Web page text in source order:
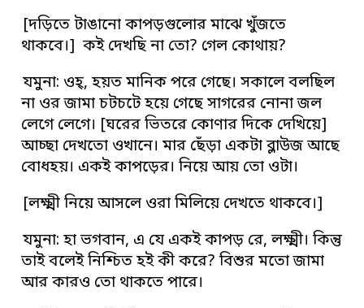
[দড়িতে টাঙানো কাপড়গুলোর মাঝে খুঁজতে
থাকবে।] কই দেখছি না তো? গেল কোথায়?
যমুনা: ওহ্‌, হয়ত মানিক পরে গেছে। সকালে বলছিল
না ওর জামা চটচটে হয়ে গেছে সাগরের নোনা জল
লেগে লেগে। [ঘরের ভিতরে কোণার দিকে দেখিয়ে]
আচ্ছা দেখতো ওখানে। মার ছেঁড়া একটা ব্লাউজ আছে
বোধহয়। একই কাপড়ের। নিয়ে আয় তো ওটা।
[লক্ষ্মী নিয়ে আসলে ওরা মিলিয়ে দেখতে থাকবে।]
যমুনা: হা ভগবান, এ যে একই কাপড় রে, লক্ষ্মী। কিন্তু
তাই বলেই নিশ্চিত হই কী করে? বিশুর মতো জামা
আর কারও তো থাকতে পারে।